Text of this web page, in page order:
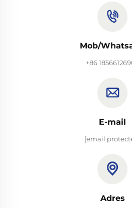
Mob/
+86
E-mail
[email
Adres